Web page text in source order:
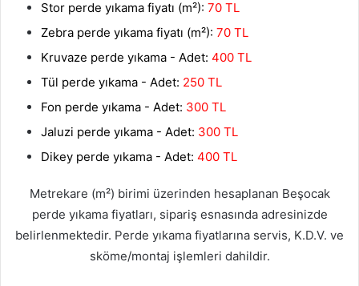
Stor perde yıkama fiyatı (m²): 70 TL
Zebra perde yıkama fiyatı (m²): 70 TL
Kruvaze perde yıkama - Adet: 400 TL
Tül perde yıkama - Adet: 250 TL
Fon perde yıkama - Adet: 300 TL
Jaluzi perde yıkama - Adet: 300 TL
Dikey perde yıkama - Adet: 400 TL
Metrekare (m²) birimi üzerinden hesaplanan Beşocak
perde yıkama fiyatları, sipariş esnasında adresinizde
belirlenmektedir. Perde yıkama fiyatlarına servis, K.D.V. ve
sköme/montaj işlemleri dahildir.